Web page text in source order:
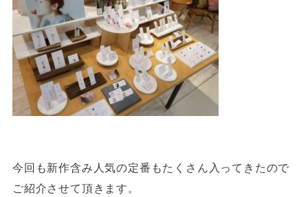
今回も新作含み人気の定番もたくさん入ってきたので
ご紹介させて頂きます。